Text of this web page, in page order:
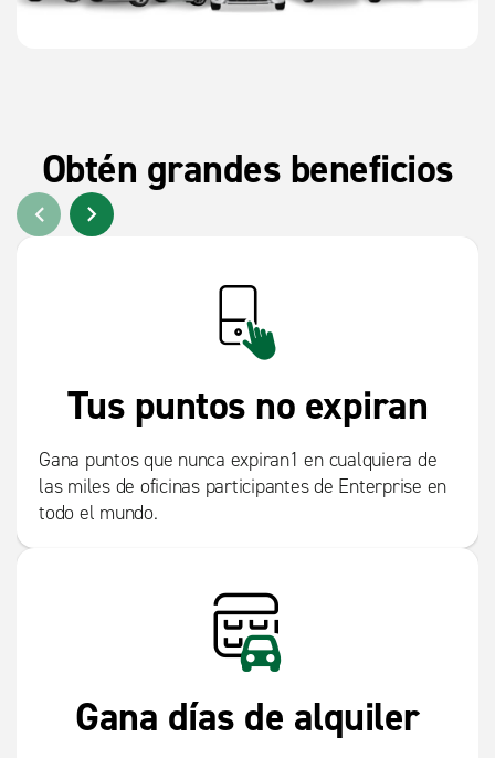
Obtén grandes beneficios
Tus puntos no expiran
Gana puntos que nunca expiran1 en cualquiera de
las miles de oficinas participantes de Enterprise en
todo el mundo.
Gana días de alquiler